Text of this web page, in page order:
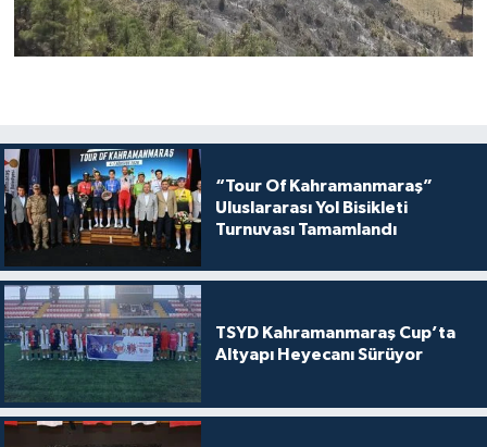
“Tour Of Kahramanmaraş”
Uluslararası Yol Bisikleti
Turnuvası Tamamlandı
TSYD Kahramanmaraş Cup’ta
Altyapı Heyecanı Sürüyor